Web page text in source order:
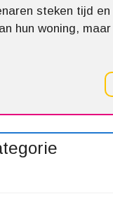
steken tijd
hun woning,